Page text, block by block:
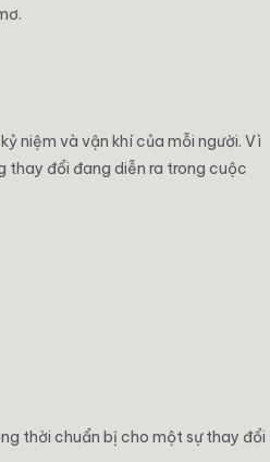
niệm và vận khí của mỗi người. Vì
thay đổi đang diễn ra trong cuộc
thời chuẩn bị cho một sự thay đổi